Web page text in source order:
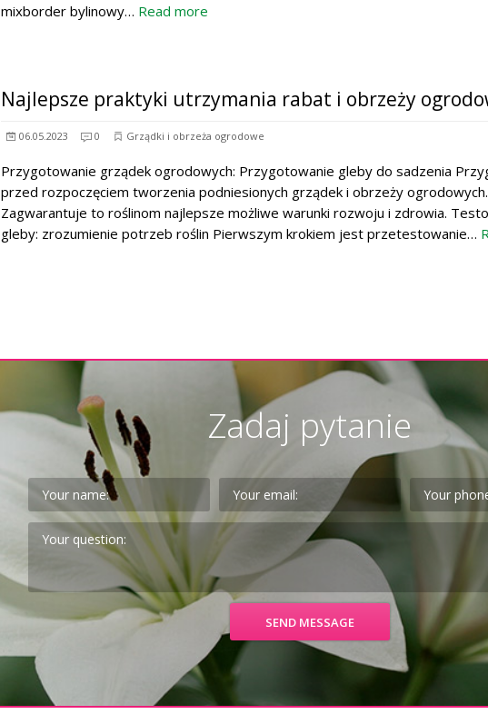
mixborder bylinowy… Read more
Najlepsze praktyki utrzymania rabat i obrzeży
06.05.2023 0 Grządki i obrzeża ogrodowe
Przygotowanie grządek ogrodowych: Przygotowanie gleby do sadzenia
przed rozpoczęciem tworzenia podniesionych grządek i obrzeży ogrodowych.
Zagwarantuje to roślinom najlepsze możliwe warunki rozwoju i zdrowia.
gleby: zrozumienie potrzeb roślin Pierwszym krokiem jest przetestowanie…
Zadaj pytanie